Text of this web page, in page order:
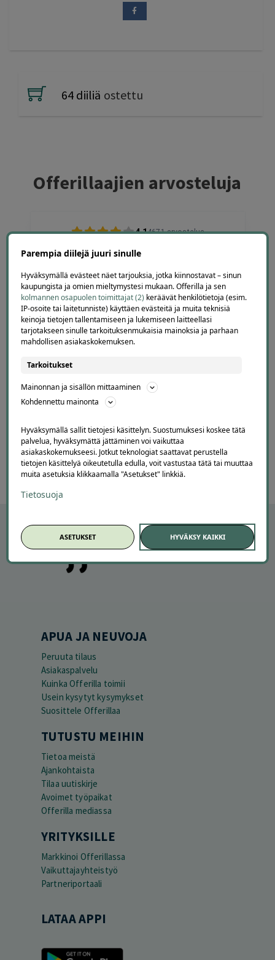
64 diiliä ostettu
Offerillaajien arvosteluja
4.14671 arvostelua
Kirjoita arvostelu
P
Petteri
Espoo
2 days ago
Lisätty
4 / 60
APUA JA NEUVOJA
Peruuta tilaus
Asiakaspalvelu
Kuinka Offerilla toimii
Usein kysytyt kysymykset
Suosittele Offerillaa
TUTUSTU MEIHIN
Tietoa meistä
Ajankohtaista
Tilaa uutiskirje
Avoimet työpaikat
Offerilla mediassa
YRITYKSILLE
Markkinoi Offerillassa
Vaikuttajayhteistyö
Partneriportaali
LATAA APPI
Parempia diilejä juuri sinulle
Hyväksymällä evästeet näet tarjouksia, jotka kiinnostavat – sinun
kaupungista ja omien mieltymystesi mukaan. Offerilla ja sen
kolmannen osapuolen toimittajat (2) keräävät henkilötietoja (esim.
IP-osoite tai laitetunniste) käyttäen evästeitä ja muita teknisiä
keinoja tietojen tallentamiseen ja lukemiseen laitteellasi
tarjotakseen sinulle tarkoituksenmukaisia mainoksia ja parhaan
mahdollisen asiakaskokemuksen.
Tarkoitukset
Mainonnan ja sisällön mittaaminen
Kohdennettu mainonta
Hyväksymällä sallit tietojesi käsittelyn. Suostumuksesi koskee tätä
palvelua, hyväksymättä jättäminen voi vaikuttaa
asiakaskokemukseesi. Jotkut teknologiat saattavat perustella
tietojen käsittelyä oikeutetulla edulla, voit vastustaa tätä tai muuttaa
muita asetuksia klikkaamalla "Asetukset" linkkiä.
Tietosuoja
ASETUKSET HYVÄKSY KAIKKI